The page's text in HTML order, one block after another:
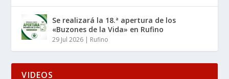
Se realizará la 18.ª apertura de los
«Buzones de la Vida» en Rufino
29 Jul 2026 | Rufino
VIDEOS